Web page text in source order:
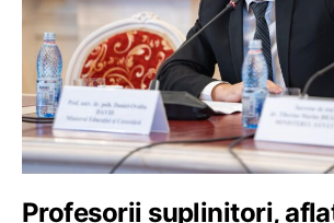
Profesorii suplinitori,